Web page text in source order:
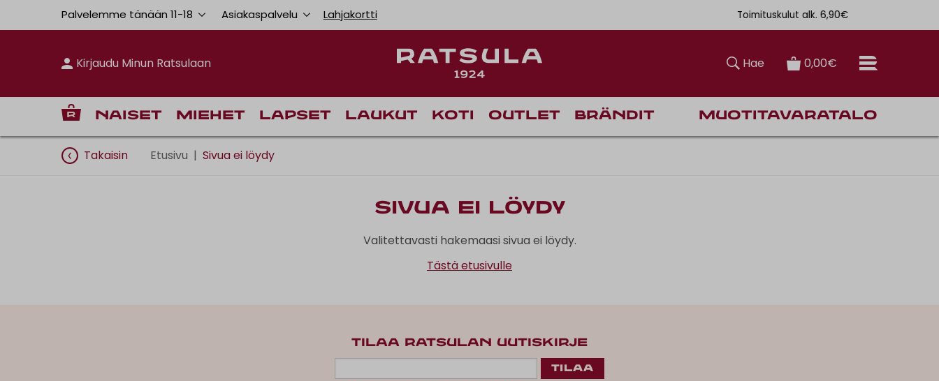
Palvelemme tänään 11-18 Asiakaspalvelu Lahjakortti Toimituskulut alk. 6,90€
Kirjaudu Minun Ratsulaan Hae 0,00€
Naiset Miehet Lapset Laukut Koti Outlet Brändit Muotitavaratalo
Takaisin Etusivu | Sivua ei löydy
Sivua ei löydy
Valitettavasti hakemaasi sivua ei löydy.
Tästä etusivulle
TILAA RATSULAN UUTISKIRJE